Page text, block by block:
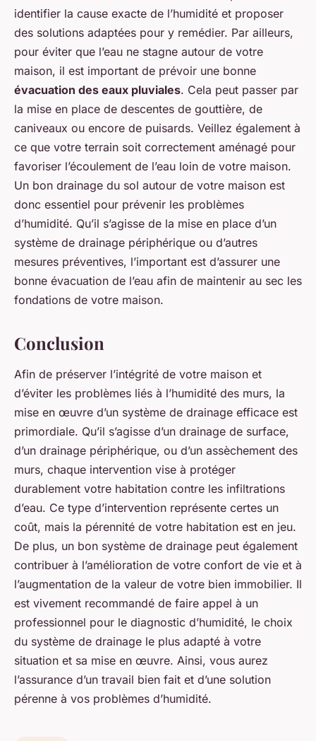
identifier la cause exacte de l’humidité et proposer
des solutions adaptées pour y remédier. Par ailleurs,
pour éviter que l’eau ne stagne autour de votre
maison, il est important de prévoir une bonne
évacuation des eaux pluviales. Cela peut passer par
la mise en place de descentes de gouttière, de
caniveaux ou encore de puisards. Veillez également à
ce que votre terrain soit correctement aménagé pour
favoriser l’écoulement de l’eau loin de votre maison.
Un bon drainage du sol autour de votre maison est
donc essentiel pour prévenir les problèmes
d’humidité. Qu’il s’agisse de la mise en place d’un
système de drainage périphérique ou d’autres
mesures préventives, l’important est d’assurer une
bonne évacuation de l’eau afin de maintenir au sec les
fondations de votre maison.
Conclusion
Afin de préserver l’intégrité de votre maison et
d’éviter les problèmes liés à l’humidité des murs, la
mise en œuvre d’un système de drainage efficace est
primordiale. Qu’il s’agisse d’un drainage de surface,
d’un drainage périphérique, ou d’un assèchement des
murs, chaque intervention vise à protéger
durablement votre habitation contre les infiltrations
d’eau. Ce type d’intervention représente certes un
coût, mais la pérennité de votre habitation est en jeu.
De plus, un bon système de drainage peut également
contribuer à l’amélioration de votre confort de vie et à
l’augmentation de la valeur de votre bien immobilier. Il
est vivement recommandé de faire appel à un
professionnel pour le diagnostic d’humidité, le choix
du système de drainage le plus adapté à votre
situation et sa mise en œuvre. Ainsi, vous aurez
l’assurance d’un travail bien fait et d’une solution
pérenne à vos problèmes d’humidité.